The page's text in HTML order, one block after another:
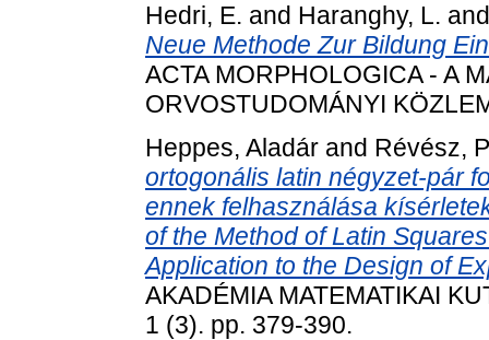
Hedri, E. and Haranghy, L.
Neue Methode Zur Bildung
ACTA MORPHOLOGICA - A
ORVOSTUDOMÁNYI
Heppes, Aladár and Révész,
ortogonális latin négyzet-pár
ennek felhasználása
of the Method of Latin
Application to the Design of
AKADÉMIA MATEMATIKAI
1 (3). pp. 379-390.